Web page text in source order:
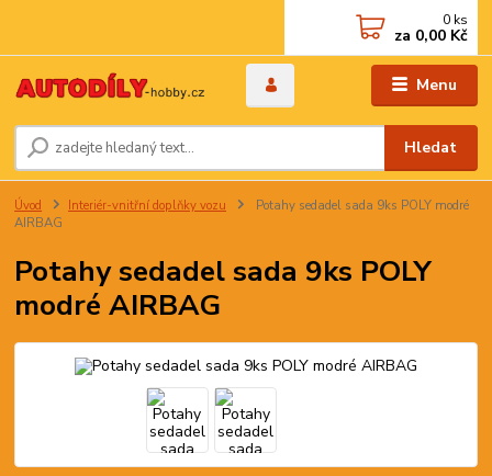
Menu
Hledat
0 ks
za 0,00 Kč
Úvod Interiér-vnitřní doplňky vozu
Potahy sedadel sada 9ks POLY modré
AIRBAG
Potahy sedadel sada 9ks POLY
modré AIRBAG